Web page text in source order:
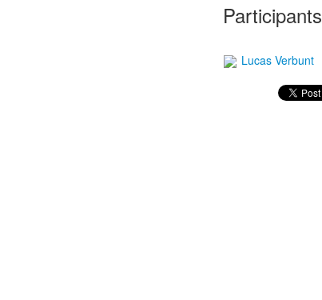
Participants
Lucas Verbunt